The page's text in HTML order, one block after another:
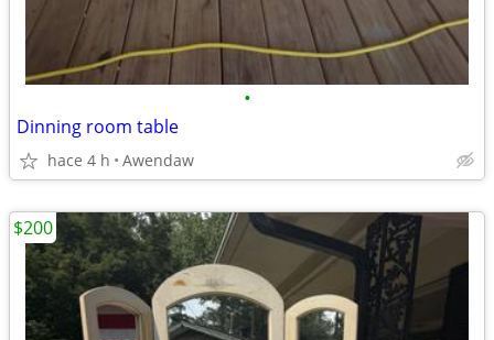
•
Dinning room table
hace 4 h Awendaw
$200